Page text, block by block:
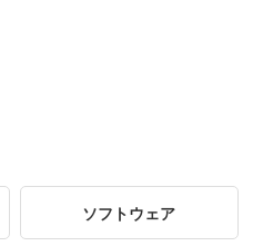
ソフトウェア